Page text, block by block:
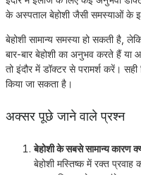
के अस्पताल बेहोशी जैसी समस्याओं के
बेहोशी सामान्य समस्या हो सकती है,
बार-बार बेहोशी का अनुभव करते हैं
तो इंदौर में डॉक्टर से परामर्श करें।
किया जा सकता है।
अक्सर पूछे जाने वाले प्रश्न
बेहोशी के सबसे सामान्य कारण
बेहोशी मस्तिष्क में रक्त